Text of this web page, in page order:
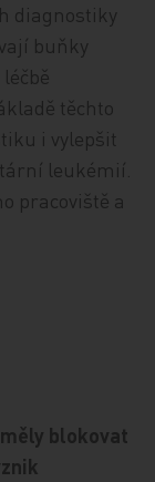
diagnostiky
buňky
těchto
i vylepšit
leukémií.
pracoviště a
blokovat